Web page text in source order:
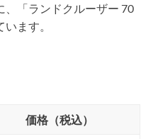
、「ランドクルーザー 70
ます。
価格（税込）